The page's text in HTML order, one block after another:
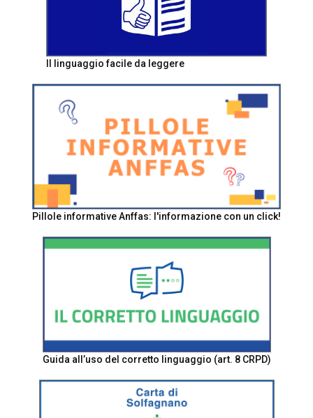
Il linguaggio facile da leggere
Pillole informative Anffas: l'informazione con un click!
Guida all’uso del corretto linguaggio (art. 8 CRPD)